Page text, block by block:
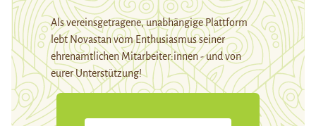
Als vereinsgetragene, unabhängige Plattform
lebt Novastan vom Enthusiasmus seiner
ehrenamtlichen Mitarbeiter:innen - und von
eurer Unterstützung!